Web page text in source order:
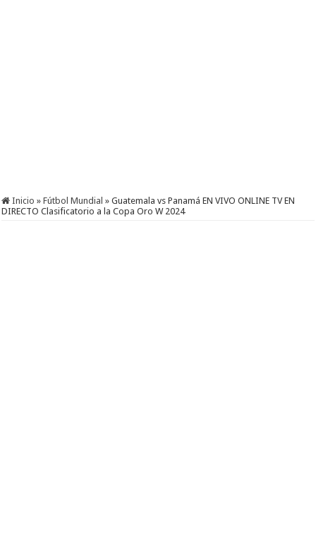
Inicio » Fútbol Mundial » Guatemala vs Panamá EN VIVO ONLINE TV EN
DIRECTO Clasificatorio a la Copa Oro W 2024